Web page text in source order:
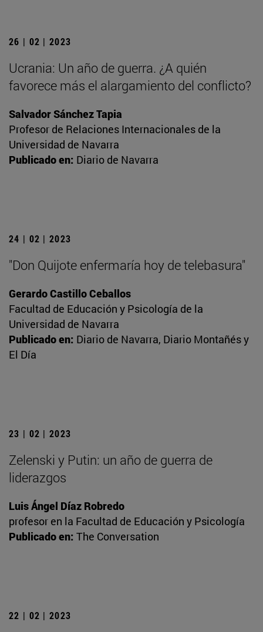
26 | 02 | 2023
Ucrania: Un año de guerra. ¿A quién
favorece más el alargamiento del conflicto?
Salvador Sánchez Tapia
Profesor de Relaciones Internacionales de la
Universidad de Navarra
Publicado en: Diario de Navarra
24 | 02 | 2023
"Don Quijote enfermaría hoy de telebasura"
Gerardo Castillo Ceballos
Facultad de Educación y Psicología de la
Universidad de Navarra
Publicado en: Diario de Navarra, Diario Montañés y
El Día
23 | 02 | 2023
Zelenski y Putin: un año de guerra de
liderazgos
Luis Ángel Díaz Robredo
profesor en la Facultad de Educación y Psicología
Publicado en: The Conversation
22 | 02 | 2023